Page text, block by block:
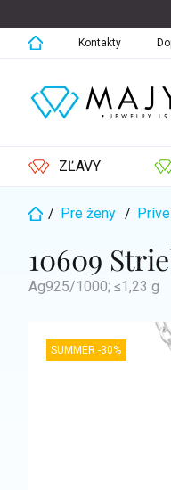
na
obsah
Kontakty
ZĽAVY
Domov
/ Pre ženy /
10609
Ag925/1000; ≤1,23 g
SUMMER -30%